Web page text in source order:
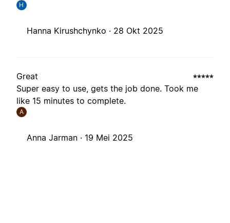
H
Hanna Kirushchynko · 28 Okt 2025
Great
Super easy to use, gets the job done. Took me
like 15 minutes to complete.
A
Anna Jarman · 19 Mei 2025